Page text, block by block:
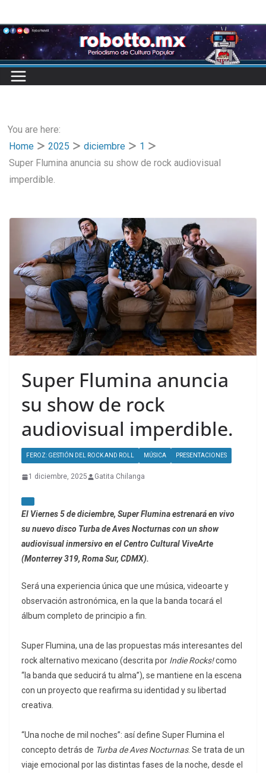
to
content
You are here:
Home
2025 diciembre
1
Super Flumina anuncia su show de rock audiovisual
imperdible.
Super Flumina anuncia
su show de rock
audiovisual imperdible.
FEROZ: GESTIÓN DEL ROCK AND ROLL MÚSICA PRESENTACIONES
1 diciembre, 2025 Gatita Chilanga
El Viernes 5 de diciembre, Super Flumina estrenará en vivo
su nuevo disco Turba de Aves Nocturnas con un show
audiovisual inmersivo en el Centro Cultural ViveArte
(Monterrey 319, Roma Sur, CDMX).
Será una experiencia única que une música, videoarte y
observación astronómica, en la que la banda tocará el
álbum completo de principio a fin.
Super Flumina, una de las propuestas más interesantes del
rock alternativo mexicano (descrita por Indie Rocks!como
“la banda que seducirá tu alma”), se mantiene en la escena
con un proyecto que reafirma su identidad y su libertad
creativa.
“Una noche de mil noches”: así define Super Flumina el
concepto detrás de Turba de Aves Nocturnas. Se trata de un
viaje emocional por las distintas fases de la noche, desde el